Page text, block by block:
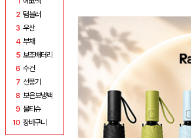
2 텀블러
3 우산
4 부채
5 보조배터리
6 수건
7 선풍기
8 보온보냉백
9 물티슈
10 장바구니